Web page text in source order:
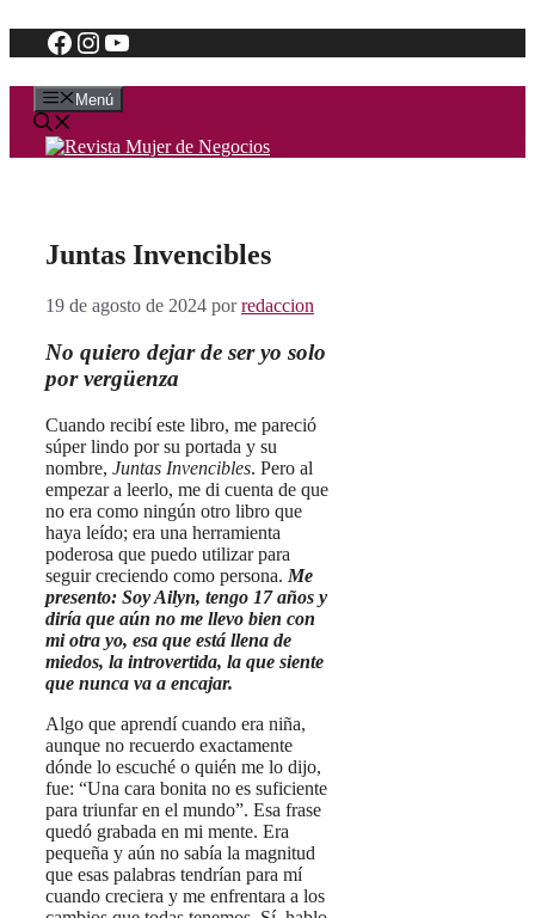
Saltar
al
Facebook
Instagram
YouTube
Menú
Juntas Invencibles
19 de agosto de 2024 porredaccion
No quiero dejar de ser yo solo
por vergüenza
Cuando recibí este libro, me pareció
súper lindo por su portada y su
nombre, Juntas Invencibles. Pero al
empezar a leerlo, me di cuenta de que
no era como ningún otro libro que
haya leído; era una herramienta
poderosa que puedo utilizar para
seguir creciendo como persona. Me
presento: Soy Ailyn, tengo 17 años y
diría que aún no me llevo bien con
mi otra yo, esa que está llena de
miedos, la introvertida, la que siente
que nunca va a encajar.
Algo que aprendí cuando era niña,
aunque no recuerdo exactamente
dónde lo escuché o quién me lo dijo,
fue: “Una cara bonita no es suficiente
para triunfar en el mundo”. Esa frase
quedó grabada en mi mente. Era
pequeña y aún no sabía la magnitud
que esas palabras tendrían para mí
cuando creciera y me enfrentara a los